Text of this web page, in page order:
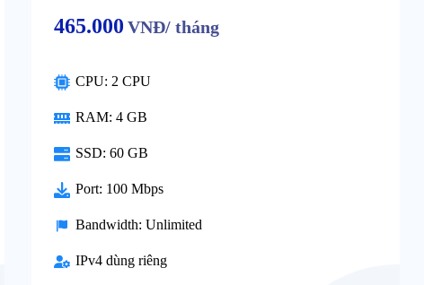
465.000 VNĐ/ tháng
CPU: 2 CPU
RAM: 4 GB
SSD: 60 GB
Port: 100 Mbps
Bandwidth: Unlimited
IPv4 dùng riêng